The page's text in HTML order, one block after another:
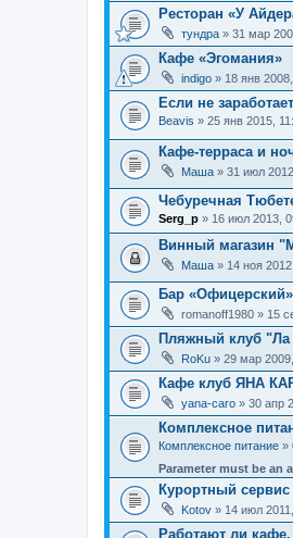
Ресторан «У
тундра » 31 мар
Кафе «Эгомания»
indigo » 18 янв
Если не
Beavis » 25 янв 2015,
Кафе-терраса и
Маша » 31 июл
Чебуречная
Serg_p » 16 июл 2013,
Винный магазин
Маша » 14 ноя
Бар «Офицерский»
romanoff1980 » 15
Пляжный клуб "Ла
RoKu » 29 мар
Кафе клуб ЯНА
yana-caro » 30 апр
Комплексное
Комплексное питание »
Parameter must be an
Курортный
Kotov » 14 июл
Работают ли